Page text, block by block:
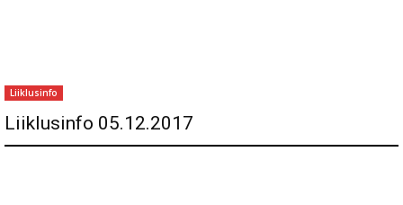
Liiklusinfo
Liiklusinfo 05.12.2017